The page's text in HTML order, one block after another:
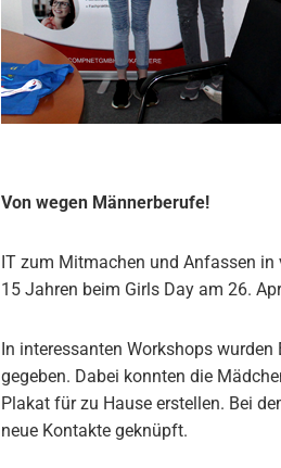
Von wegen Männerberufe!
IT zum Mitmachen und Anfassen in
15 Jahren beim Girls Day am 26.
In interessanten Workshops
gegeben. Dabei konnten die
Plakat für zu Hause erstellen. Bei
neue Kontakte geknüpft.